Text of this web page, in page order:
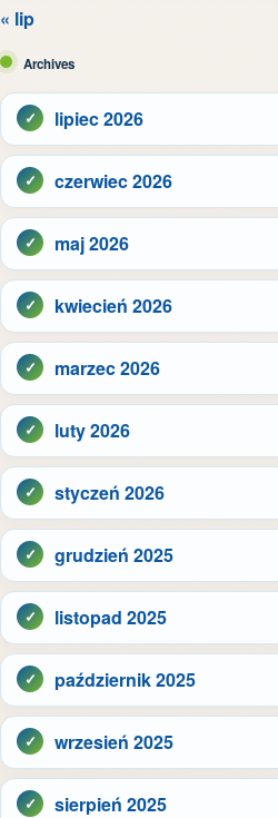
« lip
Archives
lipiec 2026
czerwiec 2026
maj 2026
kwiecień 2026
marzec 2026
luty 2026
styczeń 2026
grudzień 2025
listopad 2025
październik 2025
wrzesień 2025
sierpień 2025